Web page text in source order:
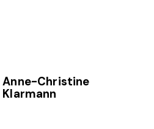
Anne-Christine
Klarmann